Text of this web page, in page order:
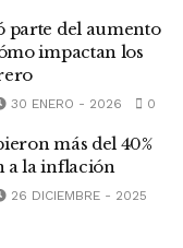
parte del aumento
impactan los
30 ENERO - 2026 0
más del 40%
a la inflación
26 DICIEMBRE - 2025